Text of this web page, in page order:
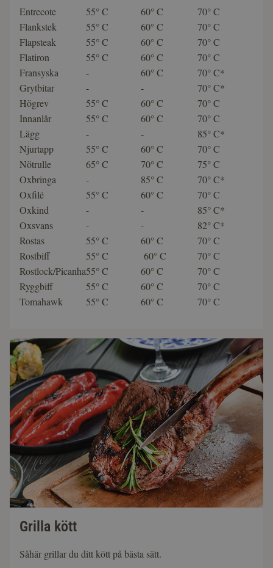
Entrecote
55° C 60° C
70° C
Flankstek
55° C 60° C
70° C
Flapsteak
55° C 60° C
70° C
Flatiron
55° C 60° C
70° C
Fransyska
- 60° C
70° C*
Grytbitar
- -
70° C*
Högrev
55° C 60° C
70° C
Innanlår
55° C 60° C
70° C
Lägg
- -
85° C*
Njurtapp
55° C 60° C
70° C
Nötrulle
65° C 70° C
75° C
Oxbringa
- 85° C
70° C*
Oxfilé
55° C 60° C
70° C
Oxkind
- -
85° C*
Oxsvans
- -
82° C*
Rostas
55° C 60° C
70° C
Rostbiff
55° C 60° C
70° C
Rostlock/Picanha55° C 60° C
70° C
Ryggbiff
55° C 60° C
70° C
Tomahawk
55° C 60° C 70° C
Grilla kött
Såhär grillar du ditt kött på bästa sätt.